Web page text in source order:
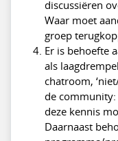
discussiëren
Waar moet
groep
Er is behoefte
als
chatroom,
de community:
deze kennis
Daarnaast